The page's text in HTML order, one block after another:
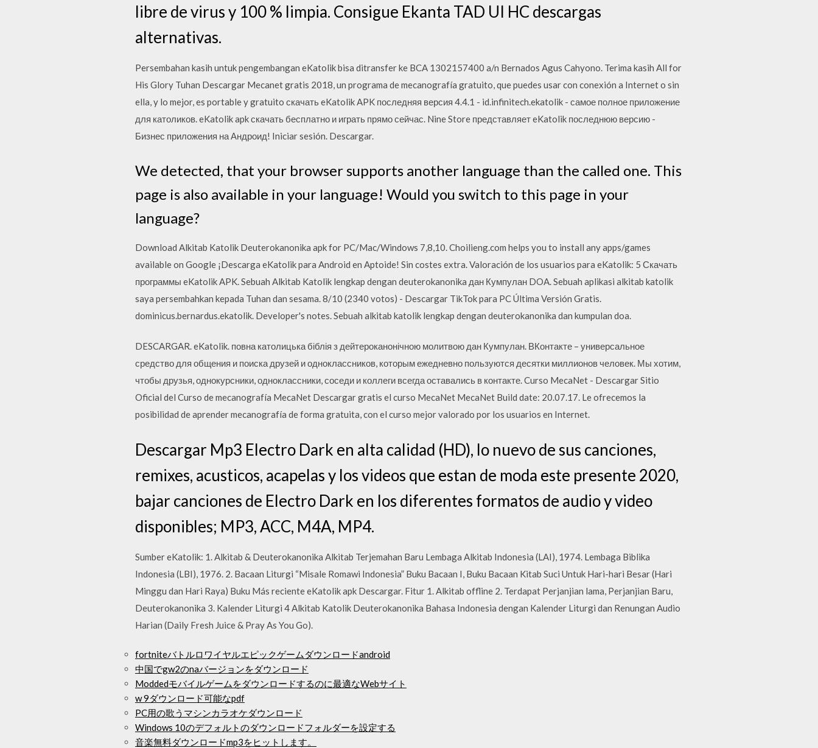
libre de virus y 100 % limpia. Consigue Ekanta TAD UI HC descargas
alternativas.
Persembahan kasih untuk pengembangan eKatolik bisa ditransfer ke BCA 1302157400 a/n Bernados Agus Cahyono. Terima kasih All for
His Glory Tuhan Descargar Mecanet gratis 2018, un programa de mecanografía gratuito, que puedes usar con conexión a Internet o sin
ella, y lo mejor, es portable y gratuito скачать eKatolik APK последняя версия 4.4.1 - id.infinitech.ekatolik - самое полное приложение
для католиков. eKatolik apk скачать бесплатно и играть прямо сейчас. Nine Store представляет eKatolik последнюю версию -
Бизнес приложения на Андроид! Iniciar sesión. Descargar.
We detected, that your browser supports another language than the called one. This
page is also available in your language! Would you switch to this page in your
language?
Download Alkitab Katolik Deuterokanonika apk for PC/Mac/Windows 7,8,10. Choilieng.com helps you to install any apps/games
available on Google ¡Descarga eKatolik para Android en Aptoide! Sin costes extra. Valoración de los usuarios para eKatolik: 5 Скачать
программы eKatolik APK. Sebuah Alkitab Katolik lengkap dengan deuterokanonika дан Кумпулан DOA. Sebuah aplikasi alkitab katolik
saya persembahkan kepada Tuhan dan sesama. 8/10 (2340 votos) - Descargar TikTok para PC Última Versión Gratis.
dominicus.bernardus.ekatolik. Developer's notes. Sebuah alkitab katolik lengkap dengan deuterokanonika dan kumpulan doa.
DESCARGAR. eKatolik. повна католицька біблія з дейтероканонічною молитвою дан Кумпулан. ВКонтакте – универсальное
средство для общения и поиска друзей и одноклассников, которым ежедневно пользуются десятки миллионов человек. Мы хотим,
чтобы друзья, однокурсники, одноклассники, соседи и коллеги всегда оставались в контакте. Curso MecaNet - Descargar Sitio
Oficial del Curso de mecanografía MecaNet Descargar gratis el curso MecaNet MecaNet Build date: 20.07.17. Le ofrecemos la
posibilidad de aprender mecanografía de forma gratuita, con el curso mejor valorado por los usuarios en Internet.
Descargar Mp3 Electro Dark en alta calidad (HD), lo nuevo de sus canciones,
remixes, acusticos, acapelas y los videos que estan de moda este presente 2020,
bajar canciones de Electro Dark en los diferentes formatos de audio y video
disponibles; MP3, ACC, M4A, MP4.
Sumber eKatolik: 1. Alkitab & Deuterokanonika Alkitab Terjemahan Baru Lembaga Alkitab Indonesia (LAI), 1974. Lembaga Biblika
Indonesia (LBI), 1976. 2. Bacaan Liturgi “Misale Romawi Indonesia” Buku Bacaan I, Buku Bacaan Kitab Suci Untuk Hari-hari Besar (Hari
Minggu dan Hari Raya) Buku Más reciente eKatolik apk Descargar. Fitur 1. Alkitab offline 2. Terdapat Perjanjian lama, Perjanjian Baru,
Deuterokanonika 3. Kalender Liturgi 4 Alkitab Katolik Deuterokanonika Bahasa Indonesia dengan Kalender Liturgi dan Renungan Audio
Harian (Daily Fresh Juice & Pray As You Go).
fortniteバトルロワイヤルエピックゲームダウンロードandroid
中国でgw2のnaバージョンをダウンロード
Moddedモバイルゲームをダウンロードするのに最適なWeb​​サイト
w 9ダウンロード可能なpdf
PC用の歌うマシンカラオケダウンロード
Windows 10のデフォルトのダウンロードフォルダーを設定する
音楽無料ダウンロードmp3をヒットします。